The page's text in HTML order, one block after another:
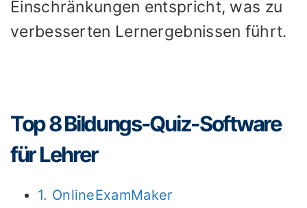
Einschränkungen entspricht, was zu
verbesserten Lernergebnissen führt.
Top 8 Bildungs-Quiz-Software
für Lehrer
1. OnlineExamMaker